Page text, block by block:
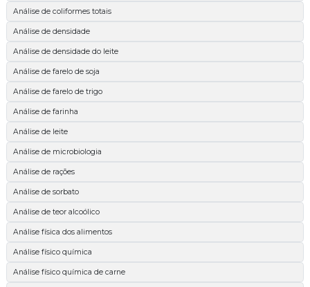
Análise de coliformes totais
Análise de densidade
Análise de densidade do leite
Análise de farelo de soja
Análise de farelo de trigo
Análise de farinha
Análise de leite
Análise de microbiologia
Análise de rações
Análise de sorbato
Análise de teor alcoólico
Análise física dos alimentos
Análise físico química
Análise físico química de carne